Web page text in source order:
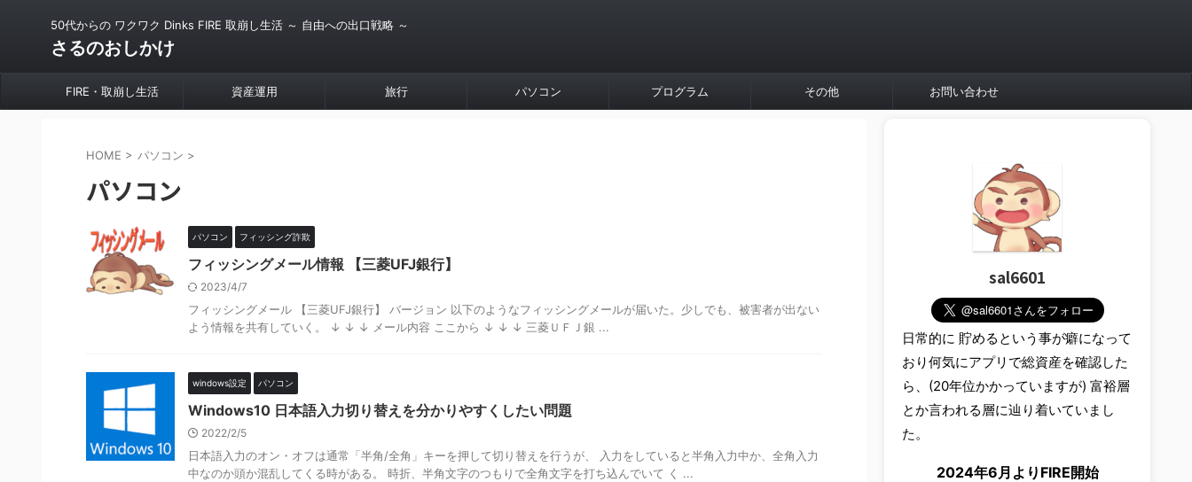
50代からの ワクワク Dinks FIRE 取崩し生活 ～ 自由への出口戦略 ～
さるのおしかけ
FIRE・取崩し生活 資産運用 旅行 パソコン プログラム その他 お問い合わせ
HOME > パソコン >
パソコン
パソコン フィッシング詐欺
フィッシングメール情報 【三菱UFJ銀行】
2023/4/7
フィッシングメール 【三菱UFJ銀行】 バージョン 以下のようなフィッシングメールが届いた。少しでも、被害者が出ない
よう情報を共有していく。 ↓ ↓ ↓ メール内容 ここから ↓ ↓ ↓ 三菱ＵＦＪ銀 ...
windows設定 パソコン
Windows10 日本語入力切り替えを分かりやすくしたい問題
2022/2/5
日本語入力のオン・オフは通常「半角/全角」キーを押して切り替えを行うが、 入力をしていると半角入力中か、全角入力
中なのか頭か混乱してくる時がある。 時折、半角文字のつもりで全角文字を打ち込んでいて く ...
sal6601
日常的に 貯めるという事が癖になって
おり何気にアプリで総資産を確認した
ら、(20年位かかっていますが) 富裕層
とか言われる層に辿り着いていまし
た。
2024年6月よりFIRE開始